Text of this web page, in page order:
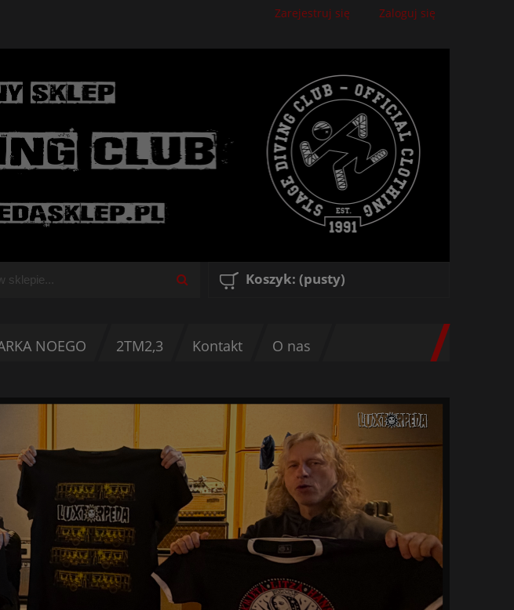
Zarejestruj się Zaloguj się
Koszyk: (pusty)
NOEGO 2TM2,3 Kontakt O nas